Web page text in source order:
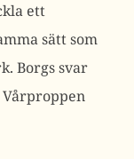
ett
sätt som
Borgs svar